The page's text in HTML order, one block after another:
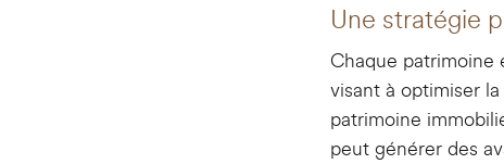
Une stratégie
Chaque patrimoine
visant à optimiser
patrimoine
peut générer des